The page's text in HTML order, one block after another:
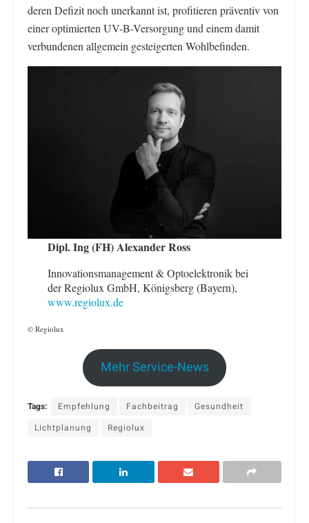
deren Defizit noch unerkannt ist, profitieren präventiv von
einer optimierten UV-B-Versorgung und einem damit
verbundenen allgemein gesteigerten Wohlbefinden.
Dipl. Ing (FH) Alexander Ross
Innovationsmanagement & Optoelektronik bei
der Regiolux GmbH, Königsberg (Bayern),
www.regiolux.de
© Regiolux
Mehr Service-News
Tags: Empfehlung Fachbeitrag
Gesundheit
Lichtplanung
Regiolux